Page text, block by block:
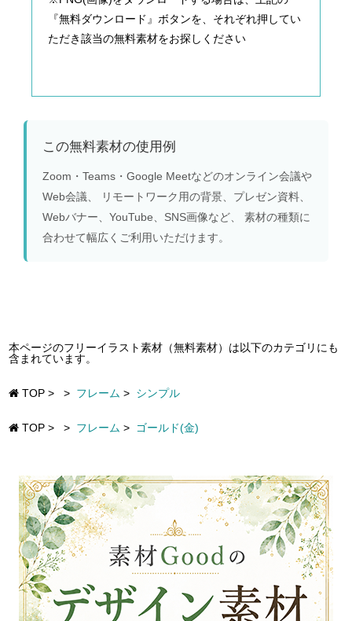
『無料ダウンロード』ボタンを、それぞれ押してい
ただき該当の無料素材をお探しください
この無料素材の使用例
Zoom・Teams・Google Meetなどのオンライン会議や
Web会議、 リモートワーク用の背景、プレゼン資料、
Webバナー、YouTube、SNS画像など、 素材の種類に
合わせて幅広くご利用いただけます。
本ページのフリーイラスト素材（無料素材）は以下のカテゴリにも
含まれています。
TOP > > フレーム > シンプル
TOP > > フレーム > ゴールド(金)